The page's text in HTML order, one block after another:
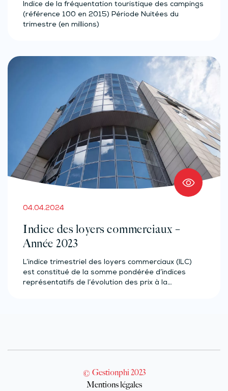
Indice de la fréquentation touristique des campings
(référence 100 en 2015) Période Nuitées du
trimestre (en millions)
04.04.2024
Indice des loyers commerciaux –
Année 2023
L’indice trimestriel des loyers commerciaux (ILC)
est constitué de la somme pondérée d’indices
représentatifs de l’évolution des prix à la…
© Gestionphi 2023
Mentions légales